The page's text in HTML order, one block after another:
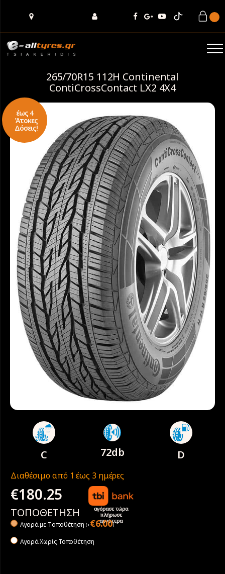
265/70R15 112H Continental
ContiCrossContact LX2 4X4
έως 4
Άτοκες
Δόσεις!
C 72db D
Διαθέσιμο από 1 έως 3 ημέρες
€180.25
αγόρασε τώρα
πλήρωσε
αργότερα
ΤΟΠΟΘΕΤΗΣΗ
Αγορά με Tοποθέτηση (+€6.00)
Αγορά Χωρίς Τοποθέτηση